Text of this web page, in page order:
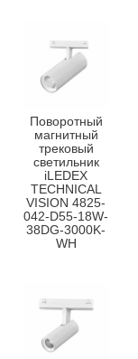
Поворотный
магнитный
трековый
светильник
iLEDEX
TECHNICAL
VISION 4825-
042-D55-18W-
38DG-3000K-
WH